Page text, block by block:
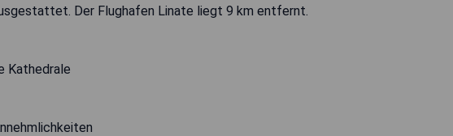
Der Flughafen Linate liegt 9 km entfernt.
Kathedrale